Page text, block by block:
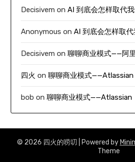
Decisivem onAI 到底会怎样取代
Anonymous onAI 到底会怎样取
Decisivem on聊聊商业模式——阿
四火 on聊聊商业模式——Atlassian
bob on聊聊商业模式——Atlassian
© 2026 四火的唠叨 | Powered by
Theme